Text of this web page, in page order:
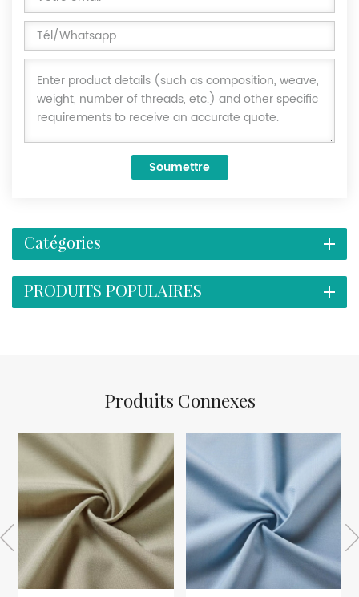
Soumettre
Catégories
PRODUITS POPULAIRES
Produits Connexes